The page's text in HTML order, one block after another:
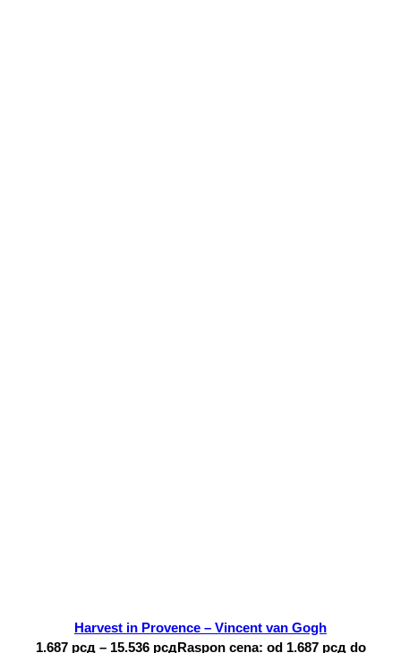
Harvest in Provence – Vincent van Gogh
1.687 рсд – 15.536 рсдRaspon cena: od 1.687 рсд do